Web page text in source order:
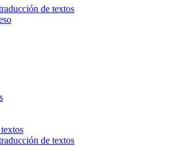
de textos
de textos